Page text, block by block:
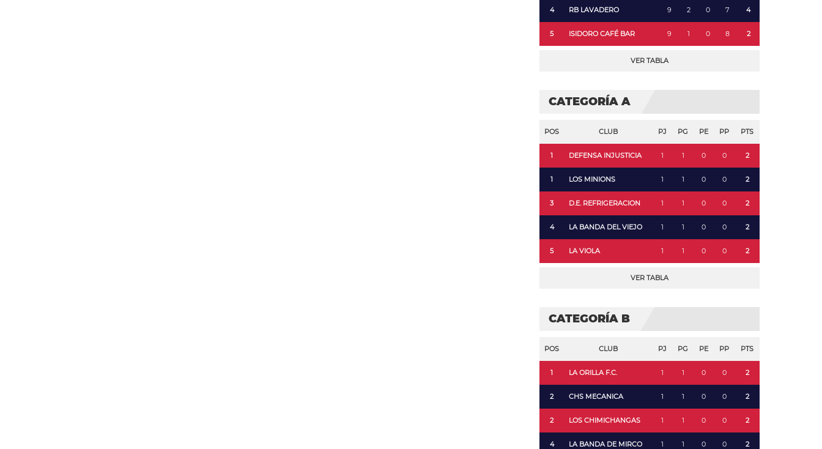
4 RB LAVADERO 9 2 0 7 4
5 ISIDORO CAFÉ BAR 9 1 0 8 2
VER TABLA
CATEGORÍA A
POS CLUB PJ PG PE PP PTS
1 DEFENSA INJUSTICIA 1 1 0 0 2
1 LOS MINIONS 1 1 0 0 2
3 D.E. REFRIGERACION 1 1 0 0 2
4 LA BANDA DEL VIEJO 1 1 0 0 2
5 LA VIOLA 1 1 0 0 2
VER TABLA
CATEGORÍA B
POS CLUB PJ PG PE PP PTS
1 LA ORILLA F.C. 1 1 0 0 2
2 CHS MECANICA 1 1 0 0 2
2 LOS CHIMICHANGAS 1 1 0 0 2
4 LA BANDA DE MIRCO 1 1 0 0 2